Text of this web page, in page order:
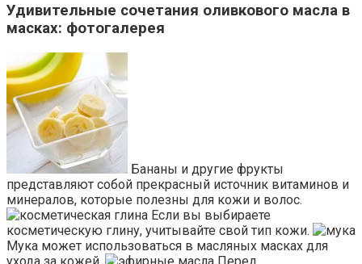
Удивительные сочетания оливкового масла в
масках: фотогалерея
Бананы и другие фрукты
представляют собой прекрасный источник витаминов и
минералов, которые полезны для кожи и волос.
Если вы выбираете
косметическую глину, учитывайте свой тип кожи.
Мука может использоваться в масляных масках для
ухода за кожей.
Перед